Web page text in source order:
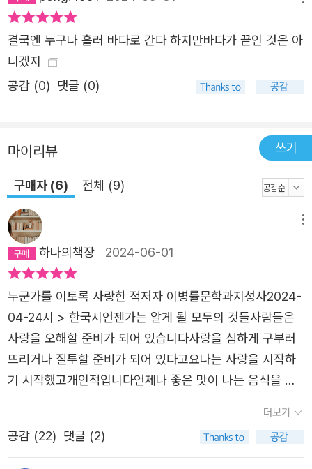
소원의 뼈인지 몰랐다 소원이 커다란 실뭉치가 되지 못하겠
는지 털실 뭉치가 시장 바닥에 떨어져 굴렀다 여행하느라 부
은 나의 발에다, 어젯밤 총에 맞은 소년병의 두 발을 끌어다
동여매야겠다는 생각을 했다 ―「바싹 자른 연결 부위」 부분
느냐고 묻지 않는다. 이웃 나라 그루지야에서 털장갑을 판다
는 소녀의 큰오빠를 떠올리며 “털실을 온몸에 감고 날아다
니다” “맨땅이 아니라 사람 품” 속에 안착하고 싶다는 되지
도 않는 상상을 할 뿐이다. 시인은 “이미 죽어 있는 세상에
와 있”(「나는 압니다」)는 듯한 기분에 휩싸이다가도 다시 칭
다오에서 기차표가 없는 모자(母子)의 안위를 곰곰이 살피
거나 스웨덴에서 왔다는 낯선 사람을 대신해 그의 할머니의
손을 잡아주러 가겠다고 약속한다. 어딘지 모르게 아파 보이
는 얼굴, 무슨 일이 생길 것만 같은 순간이면 그 앞에 우두커
니 선 채로 여러 번 울컥하는 것이다. “왜 슬프냐고 당신이
물었다//왜 슬프지 않으냐고 내가 물었다”(「해변의 절벽」)와
같은 짧은 문답에는 세상의 모든 이가 귀하고 아쉽기만 하다
의 시는 어제와 다름없이 사람의 자리를 살피고 그 적적함을
고요히 지킨다. 이국의 땅에서 만난 낯선 이를 경계하기보단
왈칵 믿어버리는 걸 택하는 사람. 그런 시인이 말하는 앞으
결국엔 누구나 흘러 바다로 간다 하지만바다가 끝인 것은 아
니겠지
공감 (0) 댓글 (0)
마이리뷰 쓰기
구매자 (6) 전체 (9)
하나의책장 2024-06-01
누군가를 이토록 사랑한 적저자 이병률문학과지성사2024-
04-24시 > 한국시언젠가는 알게 될 모두의 것들사람들은
사랑을 오해할 준비가 되어 있습니다사랑을 심하게 구부러
뜨리거나 질투할 준비가 되어 있다고요나는 사랑을 시작하
기 시작했고개인적입니다언제나 좋은 맛이 나는 음식을 바
있다는 가정하에사랑과의 잘못은 시작될 것이기 때문입니다
꽃을 떨어뜨린 줄기가 땅을 파고들어 열매를 맺는 것이 땅콩
더보기
공감 (22) 댓글 (2)